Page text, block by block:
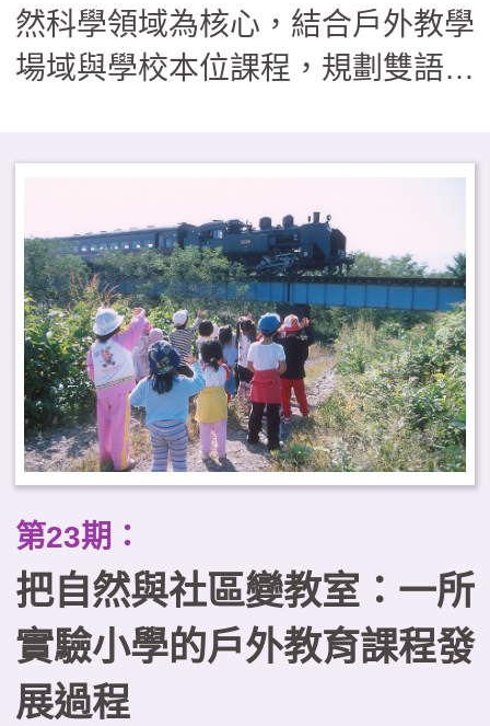
然科學領域為核心，結合戶外教學
場域與學校本位課程，規劃雙語戶
容、跨語言溝通、實作及（非）認
程發展與推動進程。
第23期：
把自然與社區變教室：一所
實驗小學的戶外教育課程發
展過程